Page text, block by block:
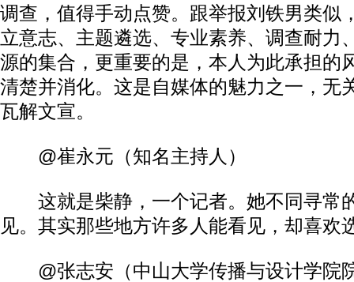
调查，值得手动点赞。跟举报刘铁男类似
立意志、主题遴选、专业素养、调查耐力
源的集合，更重要的是，本人为此承担的
清楚并消化。这是自媒体的魅力之一，无
瓦解文宣。
@崔永元（知名主持人）
这就是柴静，一个记者。她不同寻常
见。其实那些地方许多人能看见，却喜欢
@张志安（中山大学传播与设计学院